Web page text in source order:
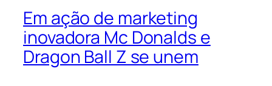
Em ação de marketing
inovadora Mc Donalds e
Dragon Ball Z se unem